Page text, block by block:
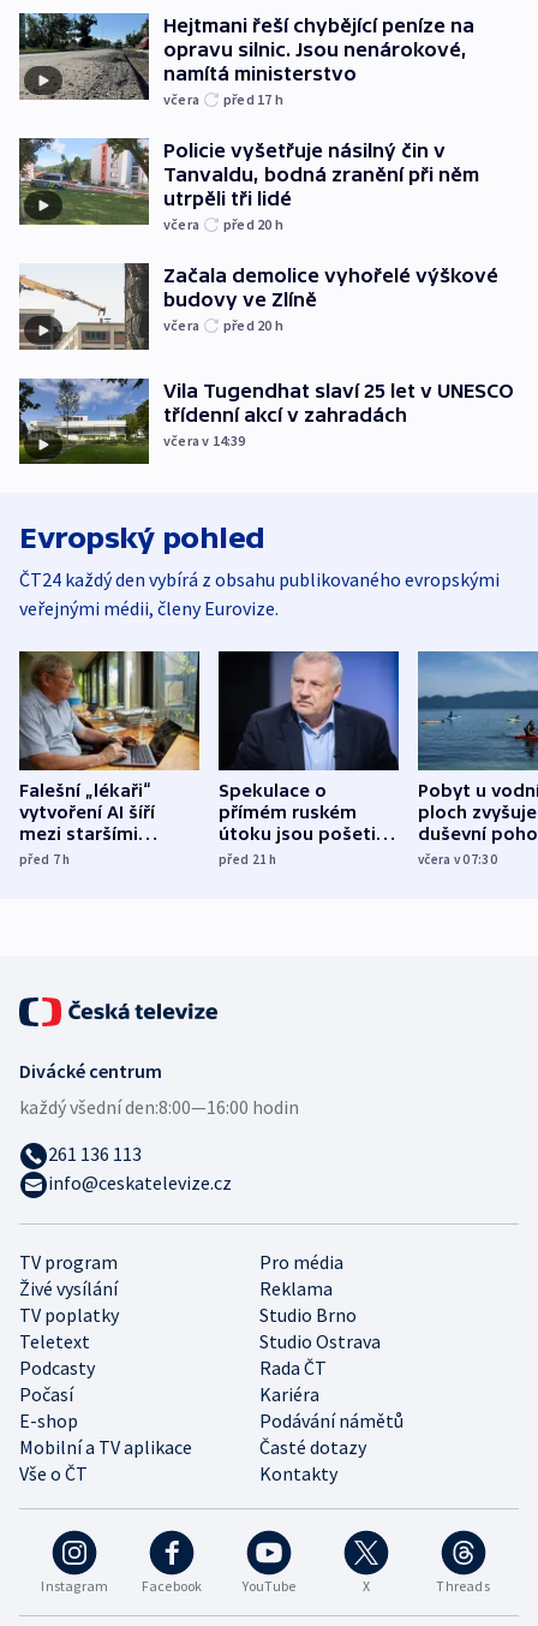
Hejtmani řeší chybějící peníze na
opravu silnic. Jsou nenárokové,
namítá ministerstvo
včera před 17 h
Policie vyšetřuje násilný čin v
Tanvaldu, bodná zranění při něm
utrpěli tři lidé
včera před 20 h
Začala demolice vyhořelé výškové
budovy ve Zlíně
včera před 20 h
Vila Tugendhat slaví 25 let v UNESCO
třídenní akcí v zahradách
včera v 14:39
Evropský pohled
ČT24 každý den vybírá z obsahu publikovaného evropskými
veřejnými médii, členy Eurovize.
Falešní „lékaři“
vytvoření AI šíří
mezi staršími
Poláky nebezpečné
před 7h
Spekulace o
přímém ruském
útoku jsou pošetilé,
míní estonský
před 21h
Pobyt u
ploch zvyšuje
duševní
ukázala
včera v 07:30
Instagram Facebook YouTube X Threads
TV program
Pro média
Živé vysílání
Reklama
TV poplatky
Studio Brno
Teletext
Studio Ostrava
Podcasty
Rada ČT
Počasí
Kariéra
E-shop
Podávání námětů
Mobilní a TV aplikace
Časté dotazy
Vše o ČT
Kontakty
Divácké centrum
každý všední den:8:00—16:00 hodin
261 136 113
info@ceskatelevize.cz